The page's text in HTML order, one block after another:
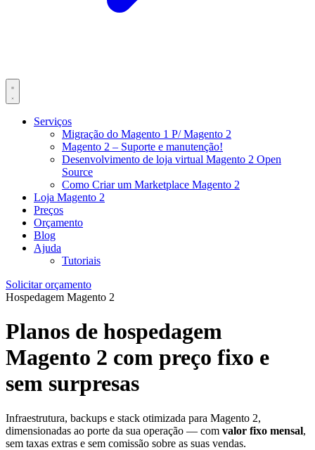
Serviços
Migração do Magento 1 P/ Magento 2
Magento 2 – Suporte e manutenção!
Desenvolvimento de loja virtual Magento 2 Open
Source
Como Criar um Marketplace Magento 2
Loja Magento 2
Preços
Orçamento
Blog
Ajuda
Tutoriais
Solicitar orçamento
Hospedagem Magento 2
Planos de hospedagem
Magento 2 com preço fixo e
sem surpresas
Infraestrutura, backups e stack otimizada para Magento 2,
dimensionadas ao porte da sua operação — com valor fixo mensal,
sem taxas extras e sem comissão sobre as suas vendas.